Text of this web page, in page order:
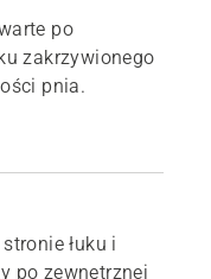
po
zakrzywionego
pnia.
łuku i
po zewnętrznej